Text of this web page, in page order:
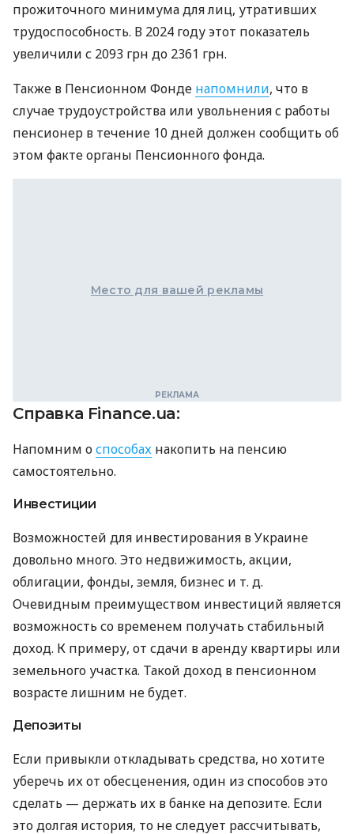
прожиточного минимума для лиц, утративших
трудоспособность. В 2024 году этот показатель
увеличили с 2093 грн до 2361 грн.
Также в Пенсионном Фонде напомнили, что в
случае трудоустройства или увольнения с работы
пенсионер в течение 10 дней должен сообщить об
этом факте органы Пенсионного фонда.
Место для вашей рекламы
Справка Finance.ua:
Напомним оспособах накопить на пенсию
самостоятельно.
Инвестиции
Возможностей для инвестирования в Украине
довольно много. Это недвижимость, акции,
облигации, фонды, земля, бизнес и т. д.
Очевидным преимуществом инвестиций является
возможность со временем получать стабильный
доход. К примеру, от сдачи в аренду квартиры или
земельного участка. Такой доход в пенсионном
возрасте лишним не будет.
Депозиты
Если привыкли откладывать средства, но хотите
уберечь их от обесценения, один из способов это
сделать — держать их в банке на депозите. Если
это долгая история, то не следует рассчитывать,